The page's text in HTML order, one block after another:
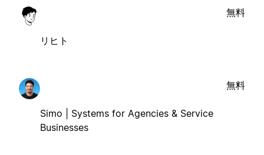
リヒト
無料
Simo | Systems for Agencies & Service
Businesses
無料